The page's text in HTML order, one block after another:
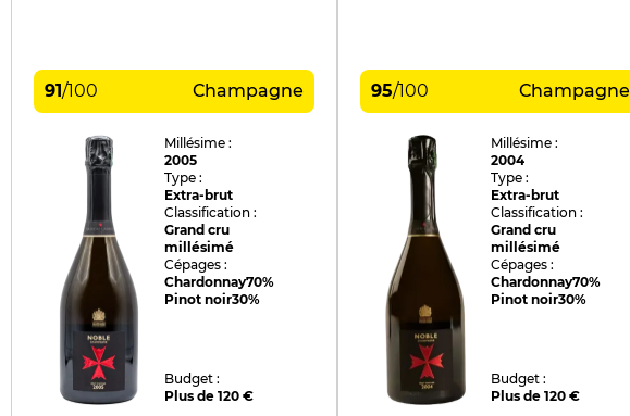
91/100 Champagne
Millésime :
2005
Type :
Extra-brut
Classification :
Grand cru
millésimé
Cépages :
Chardonnay70%
Pinot noir30%
Budget :
Plus de 120 €
95/100 Champagne
Millésime :
2004
Type :
Extra-brut
Classification :
Grand cru
millésimé
Cépages :
Chardonnay70%
Pinot noir30%
Budget :
Plus de 120 €